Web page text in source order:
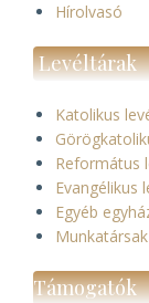
Hírolvasó
Levéltárak
Katolikus
Református
Evangélikus
Egyéb
Munkatársak
Támogatók